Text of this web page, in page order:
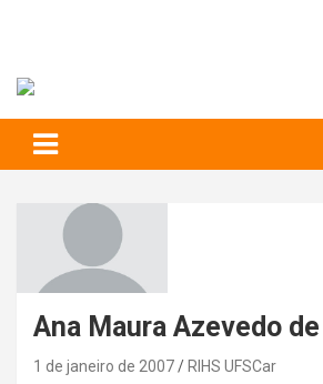
Ana Maura Azevedo
1 de janeiro de 2007 RIHS UFSCar